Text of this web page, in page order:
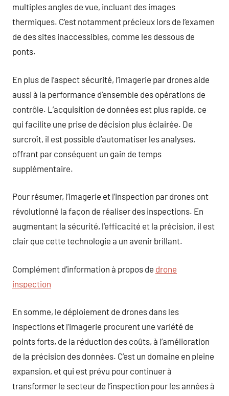
multiples angles de vue, incluant des images
thermiques. C’est notamment précieux lors de l’examen
de des sites inaccessibles, comme les dessous de
ponts.
En plus de l’aspect sécurité, l’imagerie par drones aide
aussi à la performance d’ensemble des opérations de
contrôle. L’acquisition de données est plus rapide, ce
qui facilite une prise de décision plus éclairée. De
surcroît, il est possible d’automatiser les analyses,
offrant par conséquent un gain de temps
supplémentaire.
Pour résumer, l’imagerie et l’inspection par drones ont
révolutionné la façon de réaliser des inspections. En
augmentant la sécurité, l’efficacité et la précision, il est
clair que cette technologie a un avenir brillant.
Complément d’information à propos de drone
inspection
En somme, le déploiement de drones dans les
inspections et l’imagerie procurent une variété de
points forts, de la réduction des coûts, à l’amélioration
de la précision des données. C’est un domaine en pleine
expansion, et qui est prévu pour continuer à
transformer le secteur de l’inspection pour les années à